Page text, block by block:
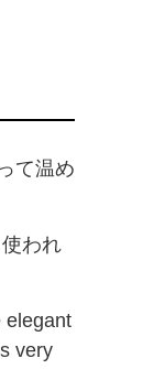
て温め
われ
elegant
very